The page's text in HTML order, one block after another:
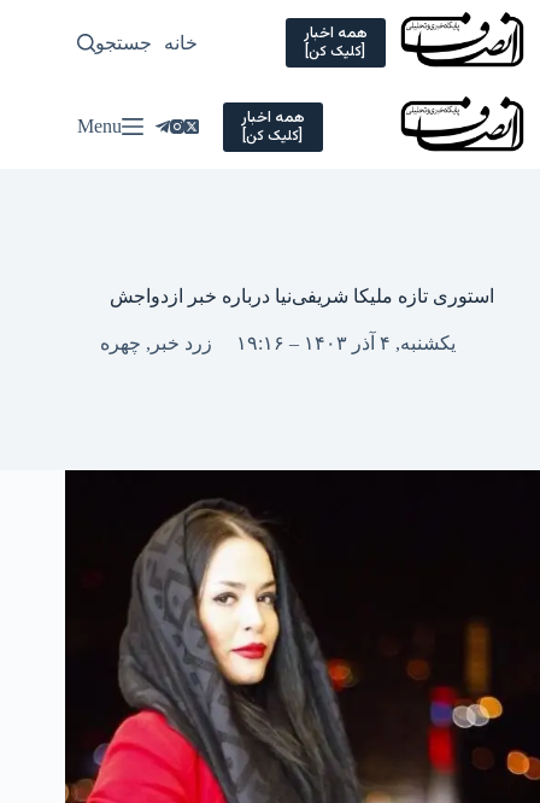
Skip
content
همه اخبار
[کلیک کن] خانه سیاسی
جستجو
همه اخبار
[کلیک کن] Menu
استوری تازه ملیکا شریفی‌نیا درباره خبر ازدواجش
یکشنبه, ۴ آذر ۱۴۰۳ – ۱۹:۱۶ زرد خبر , چهره